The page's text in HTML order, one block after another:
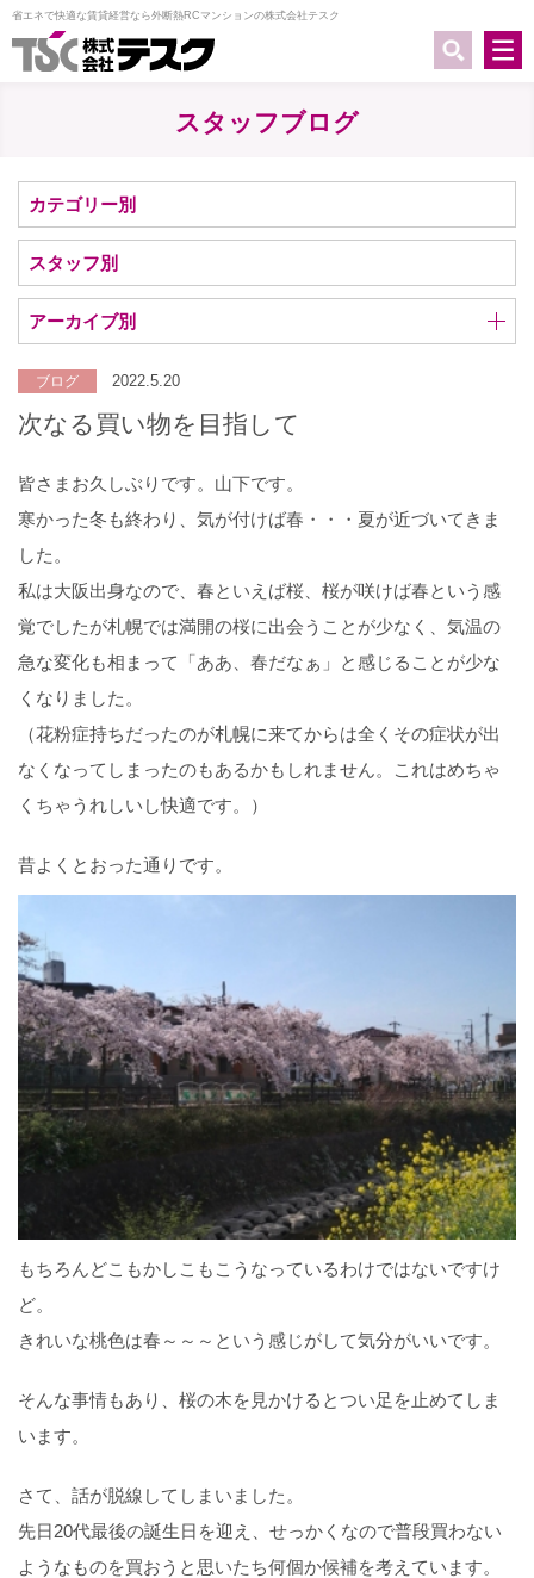
省エネで快適な賃貸経営なら外断熱RCマンションの株式会社テスク
スタッフブログ
カテゴリー別
スタッフ別
アーカイブ別
ブログ 2022.5.20
次なる買い物を目指して
皆さまお久しぶりです。山下です。
寒かった冬も終わり、気が付けば春・・・夏が近づいてきま
した。
私は大阪出身なので、春といえば桜、桜が咲けば春という感
覚でしたが札幌では満開の桜に出会うことが少なく、気温の
急な変化も相まって「ああ、春だなぁ」と感じることが少な
くなりました。
（花粉症持ちだったのが札幌に来てからは全くその症状が出
なくなってしまったのもあるかもしれません。これはめちゃ
くちゃうれしいし快適です。）
昔よくとおった通りです。
もちろんどこもかしこもこうなっているわけではないですけ
ど。
きれいな桃色は春～～～という感じがして気分がいいです。
そんな事情もあり、桜の木を見かけるとつい足を止めてしま
います。
さて、話が脱線してしまいました。
先日20代最後の誕生日を迎え、せっかくなので普段買わない
ようなものを買おうと思いたち何個か候補を考えています。